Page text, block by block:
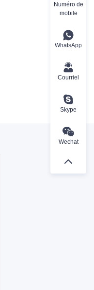
Numéro de
mobile
WhatsApp
Courriel
Skype
Wechat